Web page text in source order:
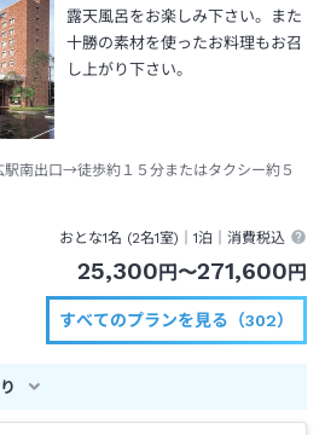
露天風呂をお楽しみ下さい。また
十勝の素材を使ったお料理もお召
し上がり下さい。
駅南出口→徒歩約１５分またはタクシー約５
おとな1名 (2名1室)｜1泊 ｜消費税込
25,300 円 〜271,600 円
すべてのプランを見る（302）